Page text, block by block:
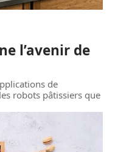
l’avenir de
de
robots pâtissiers que